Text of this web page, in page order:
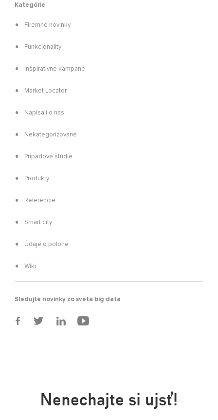
Kategórie
Firemné novinky
Funkcionality
Inšpiratívne kampane
Market Locator
Napísali o nás
Nekategorizované
Prípadové štúdie
Produkty
Referencie
Smart city
Údaje o polohe
Wiki
Sledujte novinky zo sveta big data
Nenechajte si ujsť!